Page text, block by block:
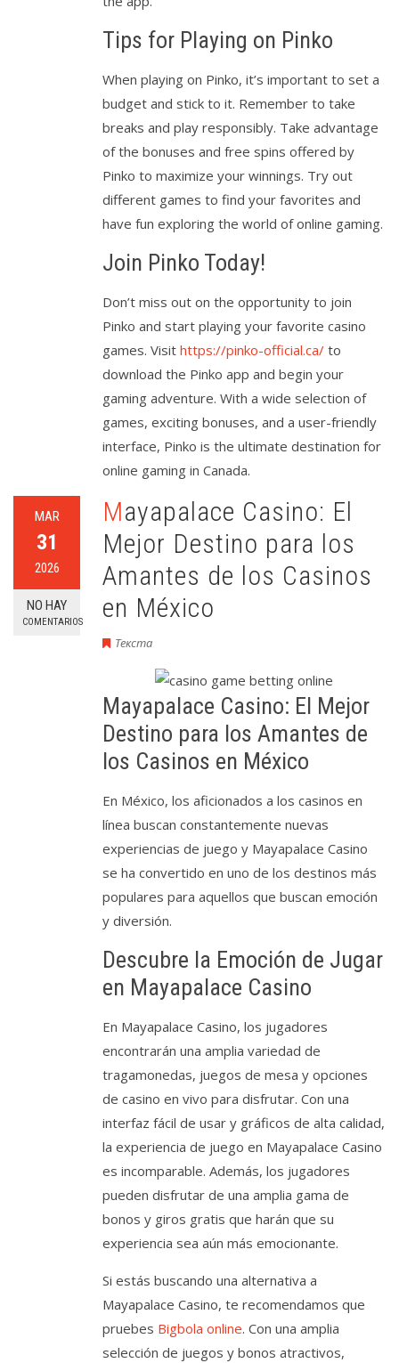
Tips for Playing on Pinko
When playing on Pinko, it’s important to set a
budget and stick to it. Remember to take
breaks and play responsibly. Take advantage
of the bonuses and free spins offered by
Pinko to maximize your winnings. Try out
different games to find your favorites and
have fun exploring the world of online gaming.
Join Pinko Today!
Don’t miss out on the opportunity to join
Pinko and start playing your favorite casino
games. Visit https://pinko-official.ca/ to
download the Pinko app and begin your
gaming adventure. With a wide selection of
games, exciting bonuses, and a user-friendly
interface, Pinko is the ultimate destination for
online gaming in Canada.
MAR
31
2026
NO HAY
COMENTARIOS
Mayapalace Casino: El
Mejor Destino para los
Amantes de los Casinos
en México
Текста
Mayapalace Casino: El Mejor
Destino para los Amantes de
los Casinos en México
En México, los aficionados a los casinos en
línea buscan constantemente nuevas
experiencias de juego y Mayapalace Casino
se ha convertido en uno de los destinos más
populares para aquellos que buscan emoción
y diversión.
Descubre la Emoción de Jugar
en Mayapalace Casino
En Mayapalace Casino, los jugadores
encontrarán una amplia variedad de
tragamonedas, juegos de mesa y opciones
de casino en vivo para disfrutar. Con una
interfaz fácil de usar y gráficos de alta calidad,
la experiencia de juego en Mayapalace Casino
es incomparable. Además, los jugadores
pueden disfrutar de una amplia gama de
bonos y giros gratis que harán que su
experiencia sea aún más emocionante.
Si estás buscando una alternativa a
Mayapalace Casino, te recomendamos que
pruebes Bigbola online. Con una amplia
selección de juegos y bonos atractivos,